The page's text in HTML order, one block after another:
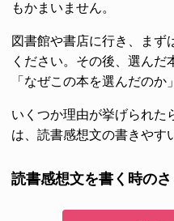
もかまいません。
図書館や書店に行き、まず
ください。その後、選んだ
「なぜこの本を選んだのか
いくつか理由が挙げられた
は、読書感想文の書きやす
読書感想文を書く時の